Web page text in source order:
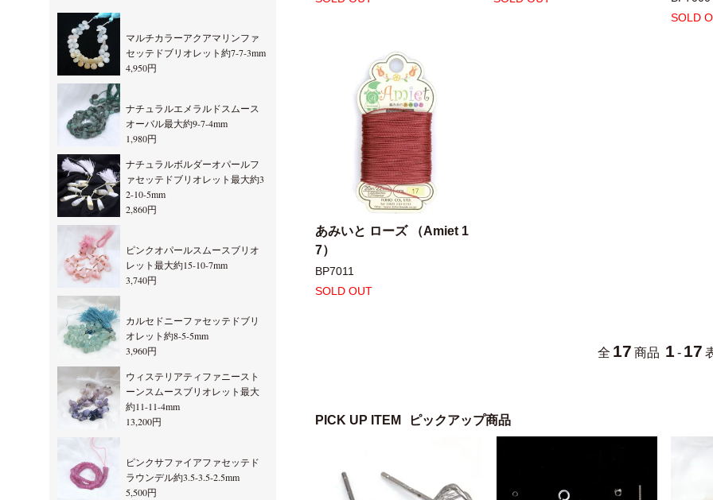
SOLD
あみいと ローズ （Amiet 1
7）
BP7011
SOLD OUT
全 17 商品 1 - 17
PICK UP ITEM ピックアップ商品
マルチカラーアクアマリンファ
セッテドブリオレット約7-7-3mm
4,950円
ナチュラルエメラルドスムース
オーバル最大約9-7-4mm
1,980円
ナチュラルボルダーオパールフ
ァセッテドブリオレット最大約3
2-10-5mm
2,860円
ピンクオパールスムースブリオ
レット最大約15-10-7mm
3,740円
カルセドニーファセッテドブリ
オレット約8-5-5mm
3,960円
ウィステリアティファニースト
ーンスムースブリオレット最大
約11-11-4mm
13,200円
ピンクサファイアファセッテド
ラウンデル約3.5-3.5-2.5mm
5,500円